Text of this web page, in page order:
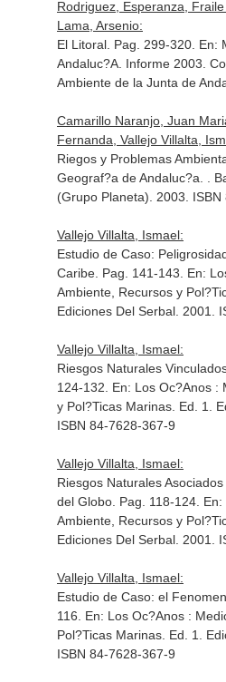
Rodriguez, Esperanza,
Lama, Arsenio:
El Litoral. Pag. 299-320. En:
Andaluc?A. Informe 2003 .
Ambiente de la Junta de
Camarillo Naranjo, Juan
Fernanda, Vallejo Villalta,
Riegos y Problemas
Geograf?a de Andaluc?a . .
(Grupo Planeta). 2003.
Vallejo Villalta, Ismael:
Estudio de Caso:
Caribe. Pag. 141-143. En:
Ambiente, Recursos y
Ediciones Del Serbal. 2001.
Vallejo Villalta, Ismael:
Riesgos Naturales
124-132. En: Los Oc?Anos :
y Pol?Ticas Marinas. Ed. 1.
ISBN 84-7628-367-9
Vallejo Villalta, Ismael:
Riesgos Naturales
del Globo. Pag. 118-124. En:
Ambiente, Recursos y
Ediciones Del Serbal. 2001.
Vallejo Villalta, Ismael:
Estudio de Caso: el
116. En: Los Oc?Anos :
Pol?Ticas Marinas. Ed. 1.
ISBN 84-7628-367-9